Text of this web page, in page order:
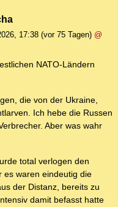
17:38 (vor 75 Tagen) @
NATO-Ländern
die von der Ukraine,
Ich hebe die Russen
Aber was wahr
total verlogen den
es waren eindeutig die
der Distanz, bereits zu
damit befasst hatte